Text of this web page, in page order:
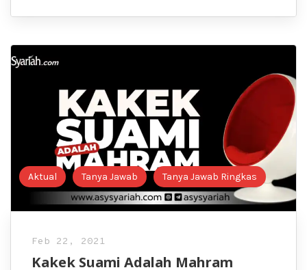
Aktual Tanya Jawab Tanya Jawab Ringkas
Feb 22, 2021
Kakek Suami Adalah Mahram